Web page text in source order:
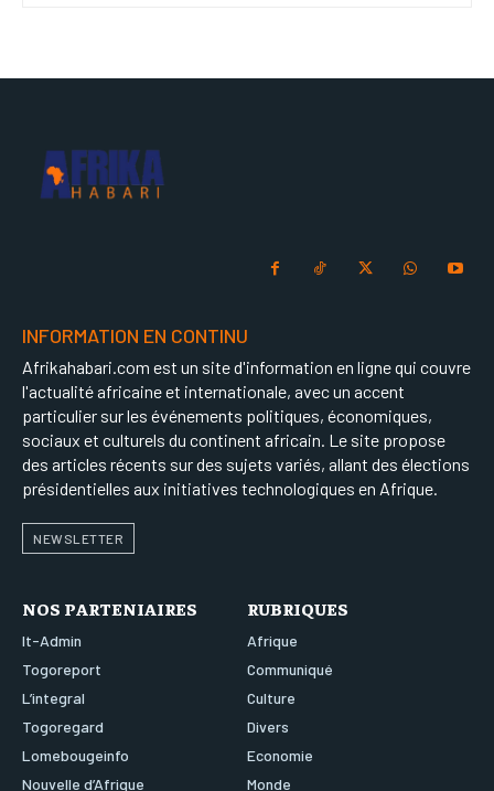
INFORMATION EN CONTINU
Afrikahabari.com est un site d'information en ligne qui couvre
l'actualité africaine et internationale, avec un accent
particulier sur les événements politiques, économiques,
sociaux et culturels du continent africain. Le site propose
des articles récents sur des sujets variés, allant des élections
présidentielles aux initiatives technologiques en Afrique.
NEWSLETTER
NOS PARTENIAIRES
It-Admin
Togoreport
L’integral
Togoregard
Lomebougeinfo
Nouvelle d’Afrique
RUBRIQUES
Afrique
Communiqué
Culture
Divers
Economie
Monde